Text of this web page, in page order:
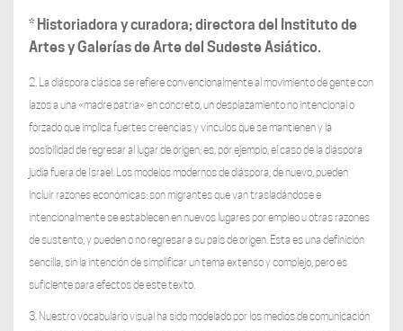
* Historiadora y curadora; directora del Instituto de
Artes y Galerías de Arte del Sudeste Asiático.
2. La diáspora clásica se refiere convencionalmente al movimiento de gente con
lazos a una «madre patria» en concreto, un desplazamiento no intencional o
forzado que implica fuertes creencias y vínculos que se mantienen y la
posibilidad de regresar al lugar de origen; es, por ejemplo, el caso de la diáspora
judía fuera de Israel. Los modelos modernos de diáspora, de nuevo, pueden
incluir razones económicas: son migrantes que van trasladándose e
intencionalmente se establecen en nuevos lugares por empleo u otras razones
de sustento, y pueden o no regresar a su país de origen. Esta es una definición
sencilla, sin la intención de simplificar un tema extenso y complejo, pero es
suficiente para efectos de este texto.
3. Nuestro vocabulario visual ha sido modelado por los medios de comunicación